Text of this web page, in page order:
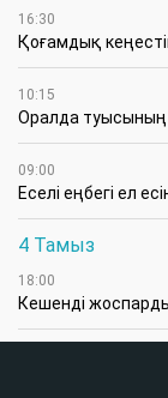
16:30
Қоғамдық
10:15
Оралда туысының
09:00
Еселі еңбегі ел
4 Тамыз
18:00
Кешенді